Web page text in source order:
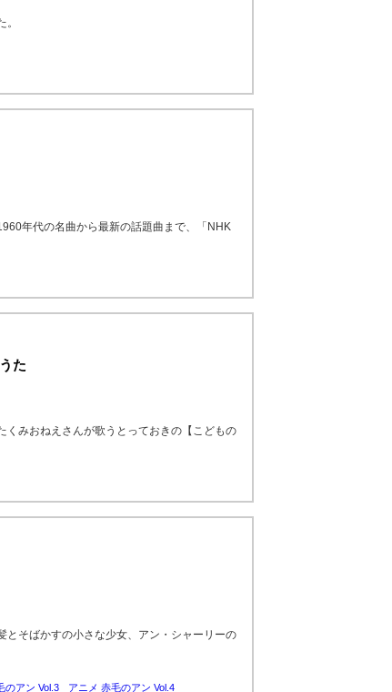
年代の名曲から最新の話題曲まで、「NHK
た
くみおねえさんが歌うとっておきの【こどもの
とそばかすの小さな少女、アン・シャーリーの
のアン Vol.3 アニメ 赤毛のアン Vol.4